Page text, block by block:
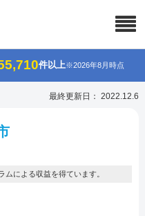
件以上※2026年8月時点
最終更新日： 2022.12.6
による収益を得ています。